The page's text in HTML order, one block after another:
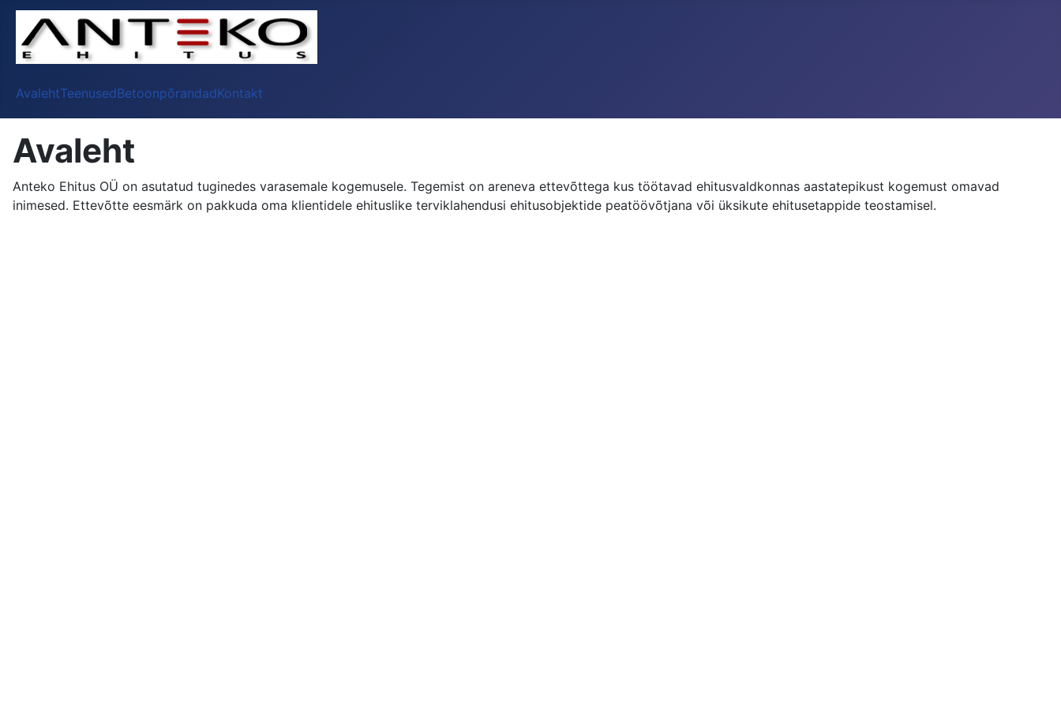
AvalehtTeenusedBetoonpõrandadKontakt
Avaleht
Anteko Ehitus OÜ on asutatud tuginedes varasemale kogemusele. Tegemist on areneva ettevõttega kus töötavad ehitusvaldkonnas aastatepikust kogemust omavad
inimesed. Ettevõtte eesmärk on pakkuda oma klientidele ehituslike terviklahendusi ehitusobjektide peatöövõtjana või üksikute ehitusetappide teostamisel.